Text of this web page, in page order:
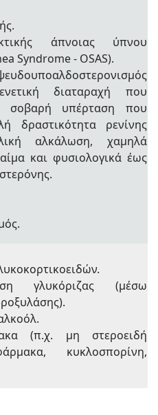
άπνοιας ύπνου
Syndrome - OSAS).
διαταραχή που
σοβαρή υπέρταση που
δραστικότητα ρενίνης
αλκάλωση, χαμηλά
και φυσιολογικά έως
γλυκόριζας (μέσω
(π.χ. μη στεροειδή
κυκλοσπορίνη,